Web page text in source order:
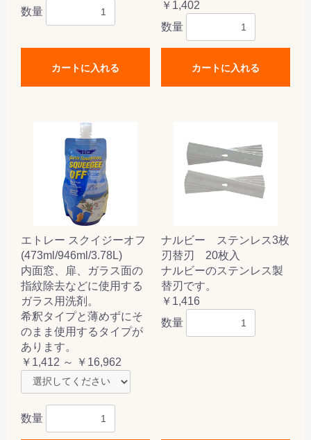
数量
カートに入れる
￥1,402
数量
カートに入れる
エトレー スクイジーオフ
(473ml/946ml/3.78L)
内面窓、扉、ガラス面の
指紋除去などに使用する
ガラス用洗剤。
希釈タイプと薄めずにそ
のまま使用するタイプが
あります。
￥1,412 ～ ￥16,962
数量
ナルビー ステンレス3枚
刃替刃 20枚入
ナルビーのステンレス製
替刃です。
￥1,416
数量